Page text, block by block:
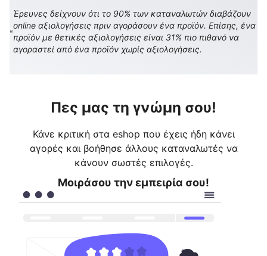
Έρευνες δείχνουν ότι το 90% των καταναλωτών διαβάζουν
online αξιολογήσεις πριν αγοράσουν ένα προϊόν. Επίσης, ένα
προϊόν με θετικές αξιολογήσεις είναι 31% πιο πιθανό να
αγοραστεί από ένα προϊόν χωρίς αξιολογήσεις.
Πες μας τη γνώμη σου!
Κάνε κριτική στα eshop που έχεις ήδη κάνει
αγορές και βοήθησε άλλους καταναλωτές να
κάνουν σωστές επιλογές.
Μοιράσου την εμπειρία σου!